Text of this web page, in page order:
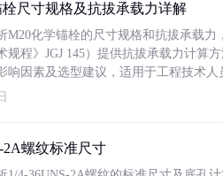
尺寸规格及抗拔承载力详解
M20化学锚栓的尺寸规格和抗拔承载
规程》JGJ 145）提供抗拔承载力计算
响因素及选型建议，适用于工程技术人
2A螺纹标准尺寸